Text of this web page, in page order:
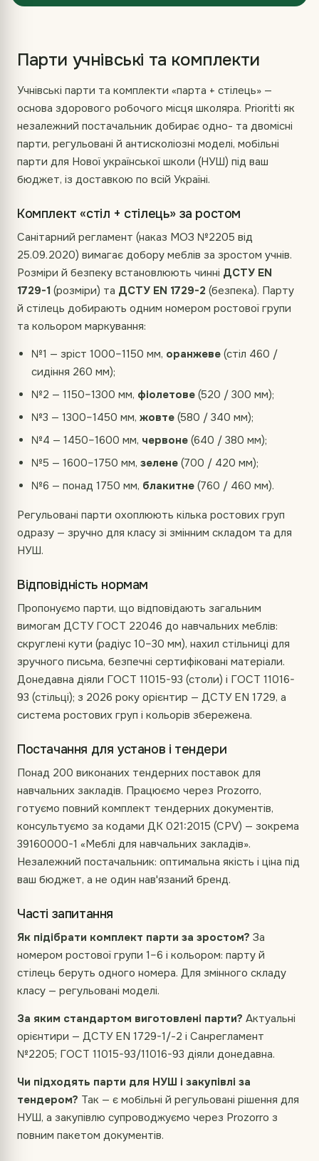
Парти учнівські та комплекти
Учнівські парти та комплекти «парта + стілець» —
основа здорового робочого місця школяра. Prioritti як
незалежний постачальник добирає одно- та двомісні
парти, регульовані й антисколіозні моделі, мобільні
парти для Нової української школи (НУШ) під ваш
бюджет, із доставкою по всій Україні.
Комплект «стіл + стілець» за ростом
Санітарний регламент (наказ МОЗ №2205 від
25.09.2020) вимагає добору меблів за зростом учнів.
Розміри й безпеку встановлюють чинні ДСТУ EN
1729-1 (розміри) та ДСТУ EN 1729-2 (безпека). Парту
й стілець добирають одним номером ростової групи
та кольором маркування:
№1 — зріст 1000–1150 мм, оранжеве (стіл 460 /
сидіння 260 мм);
№2 — 1150–1300 мм, фіолетове (520 / 300 мм);
№3 — 1300–1450 мм, жовте (580 / 340 мм);
№4 — 1450–1600 мм, червоне (640 / 380 мм);
№5 — 1600–1750 мм, зелене (700 / 420 мм);
№6 — понад 1750 мм, блакитне (760 / 460 мм).
Регульовані парти охоплюють кілька ростових груп
одразу — зручно для класу зі змінним складом та для
НУШ.
Відповідність нормам
Пропонуємо парти, що відповідають загальним
вимогам ДСТУ ГОСТ 22046 до навчальних меблів:
скруглені кути (радіус 10–30 мм), нахил стільниці для
зручного письма, безпечні сертифіковані матеріали.
Донедавна діяли ГОСТ 11015-93 (столи) і ГОСТ 11016-
93 (стільці); з 2026 року орієнтир — ДСТУ EN 1729, а
система ростових груп і кольорів збережена.
Постачання для установ і тендери
Понад 200 виконаних тендерних поставок для
навчальних закладів. Працюємо через Prozorro,
готуємо повний комплект тендерних документів,
консультуємо за кодами ДК 021:2015 (CPV) — зокрема
39160000-1 «Меблі для навчальних закладів».
Незалежний постачальник: оптимальна якість і ціна під
ваш бюджет, а не один нав'язаний бренд.
Часті запитання
Як підібрати комплект парти за зростом? За
номером ростової групи 1–6 і кольором: парту й
стілець беруть одного номера. Для змінного складу
класу — регульовані моделі.
За яким стандартом виготовлені парти? Актуальні
орієнтири — ДСТУ EN 1729-1/-2 і Санрегламент
№2205; ГОСТ 11015-93/11016-93 діяли донедавна.
Чи підходять парти для НУШ і закупівлі за
тендером? Так — є мобільні й регульовані рішення для
НУШ, а закупівлю супроводжуємо через Prozorro з
повним пакетом документів.